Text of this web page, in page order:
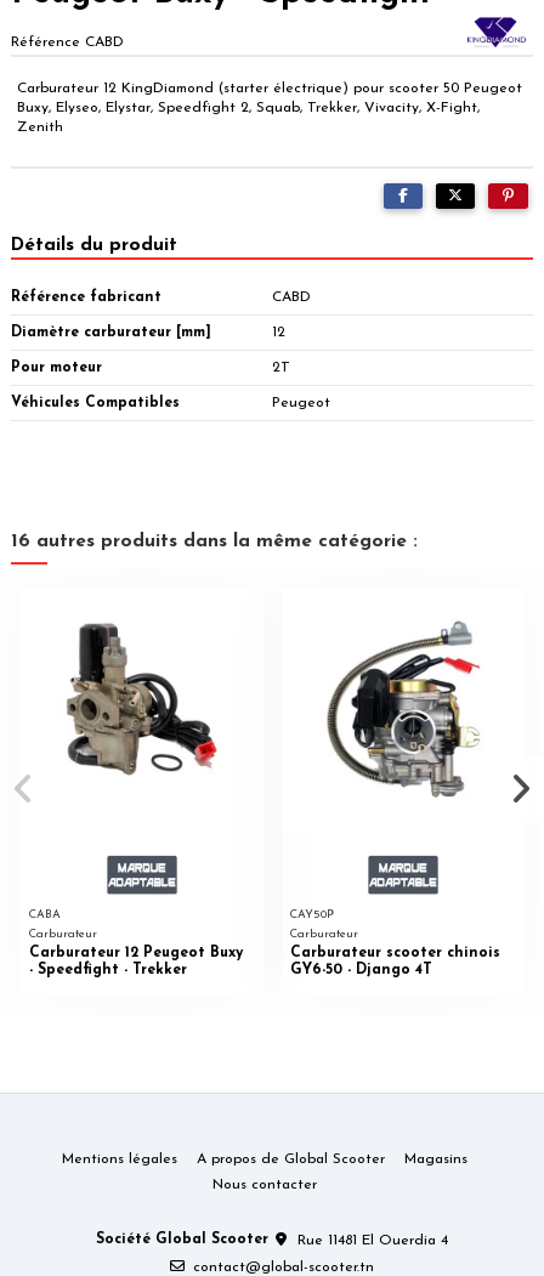
Référence CABD
Carburateur 12 KingDiamond (starter électrique) pour scooter 50 Peugeot
Buxy, Elyseo, Elystar, Speedfight 2, Squab, Trekker, Vivacity, X-Fight,
Zenith
Détails du produit
Référence fabricant CABD
Diamètre carburateur [mm] 12
Pour moteur 2T
Véhicules Compatibles Peugeot
16 autres produits dans la même catégorie :
CABA
Carburateur
Carburateur 12 Peugeot Buxy
- Speedfight - Trekker
CAY50P
Carburateur
Carburateur scooter chinois
GY6-50 - Django 4T
Mentions légales A propos de Global Scooter
Magasins
Nous contacter
Société Global Scooter
Rue 11481 El Ouerdia 4
contact@global-scooter.tn